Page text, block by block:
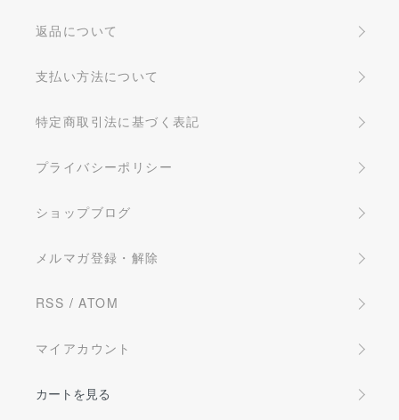
返品について
支払い方法について
特定商取引法に基づく表記
プライバシーポリシー
ショップブログ
メルマガ登録・解除
RSS /ATOM
マイアカウント
カートを見る